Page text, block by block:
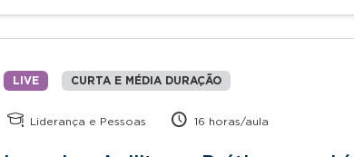
LIVE CURTA E MÉDIA DURAÇÃO
Liderança e Pessoas 16 horas/aula